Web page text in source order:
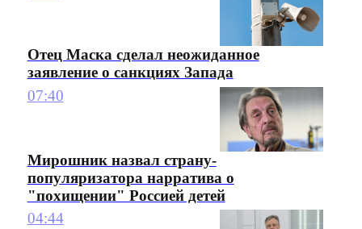
Отец Маска сделал неожиданное
заявление о санкциях Запада
07:40
Мирошник назвал страну-
популяризатора нарратива о
"похищении" Россией детей
04:44